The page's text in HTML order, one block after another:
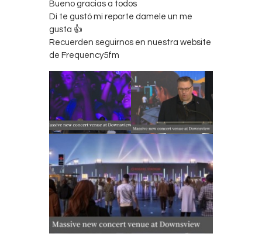
Bueno gracias a todos
Di te gustó mi reporte damele un me
gusta 👍
Recuerden seguirnos en nuestra website
de Frequency5fm